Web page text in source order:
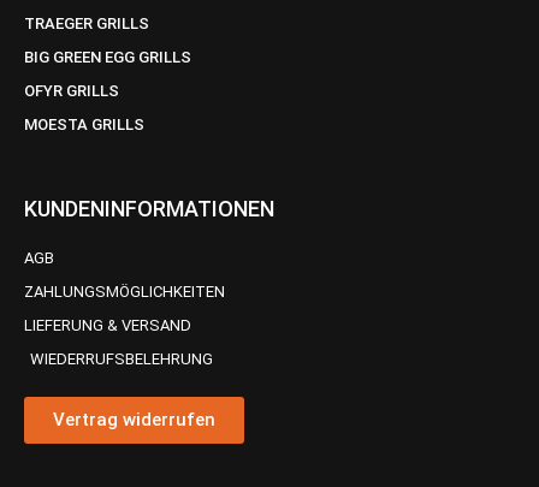
TRAEGER GRILLS
BIG GREEN EGG GRILLS
OFYR GRILLS
MOESTA GRILLS
KUNDENINFORMATIONEN
AGB
ZAHLUNGSMÖGLICHKEITEN
LIEFERUNG & VERSAND
WIEDERRUFSBELEHRUNG
Vertrag widerrufen